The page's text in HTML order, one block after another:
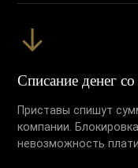
↓
Списание денег со
Приставы спишут
компании.
невозможность